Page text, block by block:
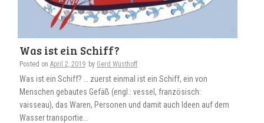
Was ist ein Schiff?
Posted on April 2, 2019 by Gerd Wüsthoff
Was ist ein Schiff? … zuerst einmal ist ein Schiff, ein von
Menschen gebautes Gefäß (engl.: vessel, französisch:
vaisseau), das Waren, Personen und damit auch Ideen auf dem
Wasser transportie...